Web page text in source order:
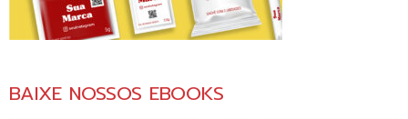
BAIXE NOSSOS EBOOKS